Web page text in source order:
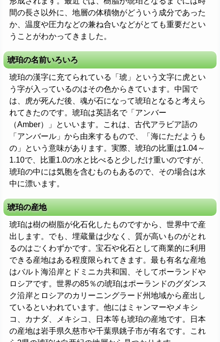
間の長さ以外に、地層の体積物がどういう成分であった
か、温度や圧力などの兼ね合いなどがとても重要だとい
うことがわかってきました。
琥珀の名前いろいろ
琥珀の漢字に充てられている「琥」という文字に虎とい
う字が入っているのはその色からきています。中国で
は、虎が死んだ後、魂が石になって琥珀となると考えら
れてきたのです。琥珀は英語名で「アンバー
（Amber）」といいます。これは、古代アラビア語の
「アンバール」から由来するもので、「海にただようも
の」という意味があります。実際、琥珀の比重は1.04～
1.10で、比重1.0の水と比べると少しだけ重いのですが、
琥珀の中には気胞を含むものもあるので、その場合は水
中に漂います。
琥珀の産地
琥珀は樹の樹脂が化石化したものですから、世界中で産
出します。でも、埋蔵量は少なく、質が高いものがとれ
るのはごくわずかです。宝石や化石として商業的に利用
できる産地はある程度限られてきます。最も有名な産地
はバルト海沿岸とドミニカ共和国、そしてポーランドや
ロシアです。世界の85％の琥珀はポーランドのグダンス
ク沿岸とロシアのカリーニングラード州地域から産出し
ているといわれています。他にはミャンマーやメキシ
コ、カナダ、メキシコ、日本等も琥珀の産地です。日本
の産地は岩手県久慈市や千葉県銚子市が有名です。これ